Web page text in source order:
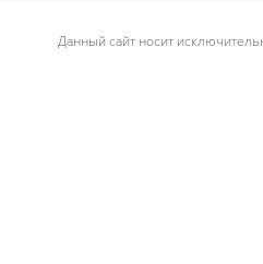
Данный сайт носит